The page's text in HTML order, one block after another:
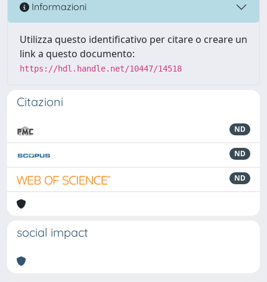
Informazioni
Utilizza questo identificativo per citare o creare un
link a questo documento:
https://hdl.handle.net/10447/14518
Citazioni
ND
ND
ND
social impact